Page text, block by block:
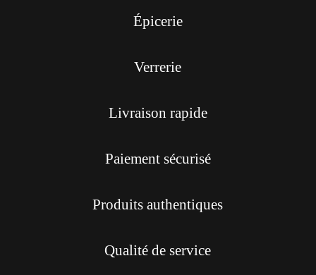
Épicerie
Verrerie
Livraison rapide
Paiement sécurisé
Produits authentiques
Qualité de service